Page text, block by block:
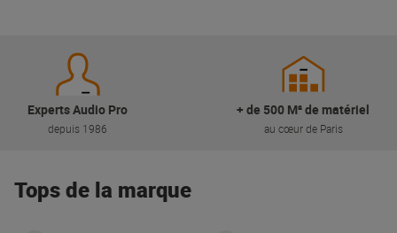
Experts Audio Pro
depuis 1986
+ de 500 M² de matériel
au cœur de Paris
Tops de la marque